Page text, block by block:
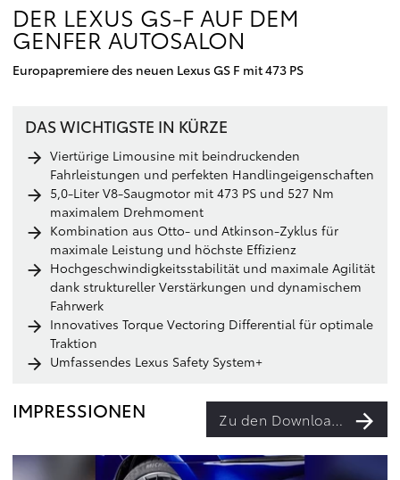
DER LEXUS GS-F AUF DEM
GENFER AUTOSALON
Europapremiere des neuen Lexus GS F mit 473 PS
DAS WICHTIGSTE IN KÜRZE
Viertürige Limousine mit beindruckenden
Fahrleistungen und perfekten Handlingeigenschaften
5,0-Liter V8-Saugmotor mit 473 PS und 527 Nm
maximalem Drehmoment
Kombination aus Otto- und Atkinson-Zyklus für
maximale Leistung und höchste Effizienz
Hochgeschwindigkeitsstabilität und maximale Agilität
dank struktureller Verstärkungen und dynamischem
Fahrwerk
Innovatives Torque Vectoring Differential für optimale
Traktion
Umfassendes Lexus Safety System+
IMPRESSIONEN Zu den Downloads